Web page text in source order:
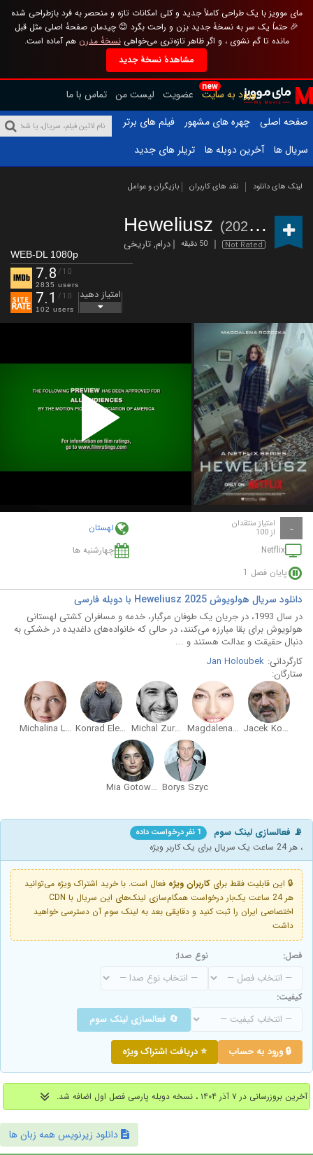
مای موویز با یک طراحی کاملاً جدید و کلی امکانات تازه و منحصر به فرد بازطراحی شده
🎉 حتماً یک سر به نسخهٔ جدید بزن و راحت بگرد 😊 چیدمان صفحهٔ اصلی مثل قبل
مانده تا گم نشوی ، و اگر ظاهر تازه‌تری می‌خواهینسخهٔ مدرن هم آماده است.
مشاهدهٔ نسخهٔ جدید
new
ورود به سایت عضویت لیست من تماس با ما
صفحه اصلی
چهره های مشهور
فیلم های برتر
سریال ها
آخرین دوبله ها تریلر های جدید
لینک های دانلود نقد های کاربران بازیگران و عوامل
Heweliusz (2025 – )
Not Rated 50 دقیقه درام,تاریخی
WEB-DL 1080p
7.8 /10
2835 users
7.1 /10
102 users
امتیاز دهید
Play
Video
- امتیاز منتقدان
از 100
لهستان
Netflix
چهارشنبه ها
پایان فصل 1
دانلود سریال هولویوش Heweliusz 2025 با دوبله فارسی
در سال 1993، در جریان یک طوفان مرگبار، خدمه و مسافران کشتی لهستانی
هولویوش برای بقا مبارزه می‌کنند، در حالی که خانواده‌های داغدیده در خشکی به
دنبال حقیقت و عدالت هستند و ...
کارگردانی: Jan Holoubek
ستارگان:
Jacek Koman
Magdalena Rózczka
Michal Zurawski
Konrad Eleryk
Michalina Labacz
Borys Szyc
Mia Gotowala
📡 فعالسازی لینک سوم 1 نفر درخواست داده
، هر 24 ساعت یک سریال برای یک کاربر ویژه
🔒 این قابلیت فقط برای کاربران ویژه فعال است. با خرید اشتراک ویژه می‌توانید
هر 24 ساعت یک‌بار درخواست همگام‌سازی لینک‌های این سریال با CDN
اختصاصی ایران را ثبت کنید و دقایقی بعد به لینک سوم آن دسترسی خواهید
داشت
فصل: نوع صدا:
کیفیت:
🔄 فعالسازی لینک سوم
🔒 ورود به حساب ⭐ دریافت اشتراک ویژه
آخرین بروزرسانی در ۷ آذر ۱۴۰۴ ، نسخه دوبله پارسی فصل اول اضافه شد.
دانلود زیرنویس همه زبان ها